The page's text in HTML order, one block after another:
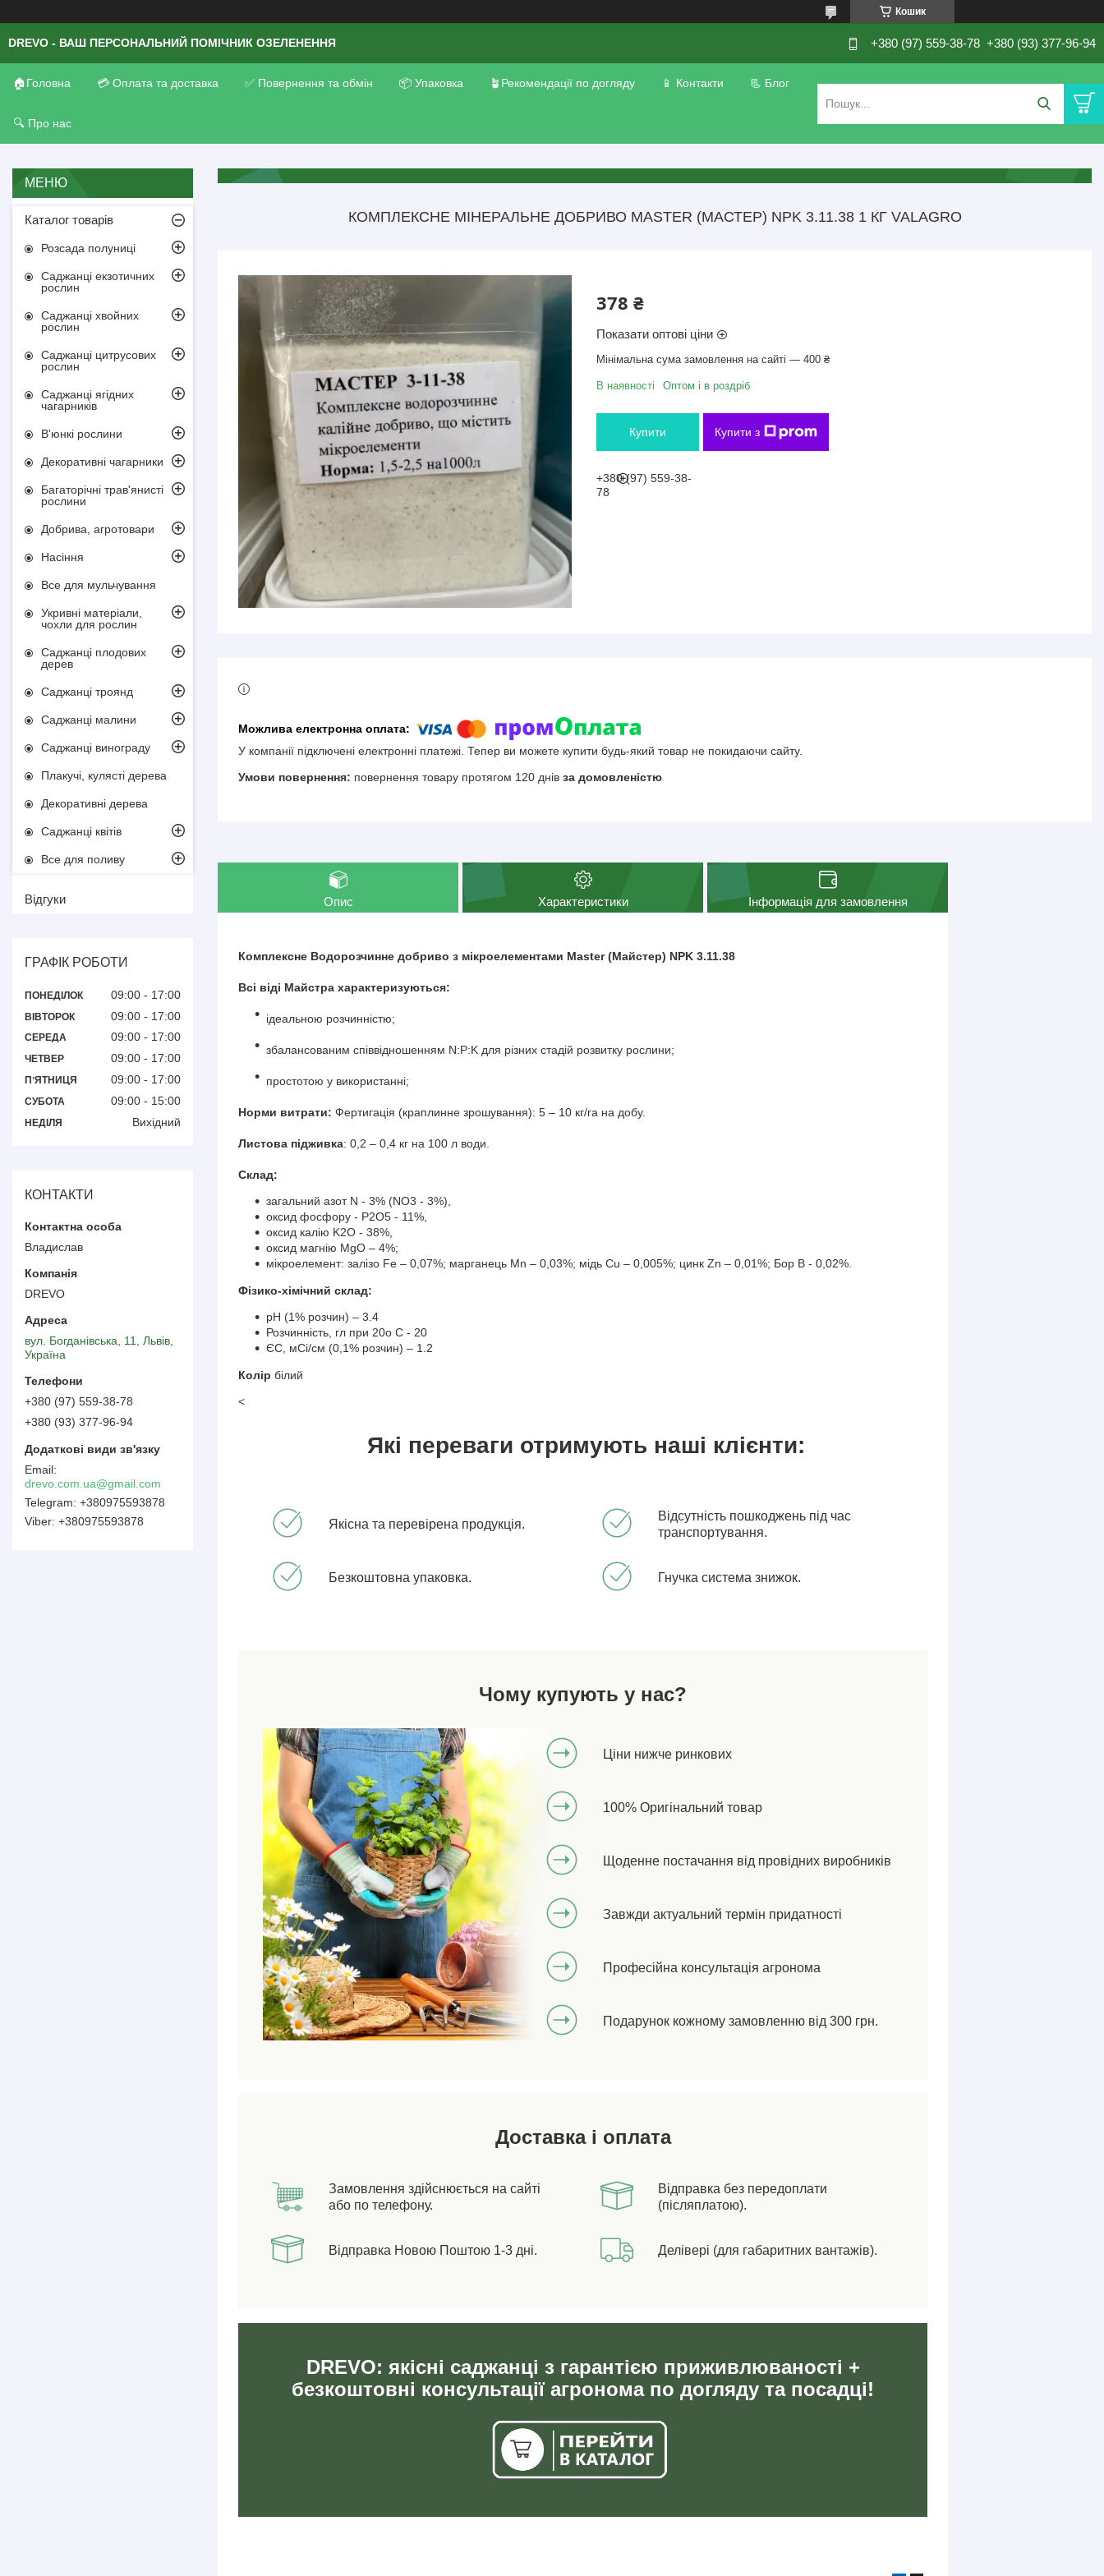
Кошик
DREVO - ВАШ ПЕРСОНАЛЬНИЙ ПОМІЧНИК ОЗЕЛЕНЕННЯ +380 (97) 559-38-78 +380 (93) 377-96-94
🏠Головна 💳 Оплата та доставка ✅ Повернення та обмін 📦 Упаковка 🪴Рекомендації по догляду 📱 Контакти 📃 Блог
🔍 Про нас
КОМПЛЕКСНЕ МІНЕРАЛЬНЕ ДОБРИВО MASTER (МАСТЕР) NPK 3.11.38 1 КГ VALAGRO
378 ₴
Показати оптові ціни
Мінімальна сума замовлення на сайті — 400 ₴
В наявності Оптом і в роздріб
Купити Купити з
+380 (97) 559-38-
78
У компанії підключені електронні платежі. Тепер ви можете купити будь-який товар не покидаючи сайту.
повернення товару протягом 120 днів за домовленістю
Опис Характеристики Інформація для замовлення
Комплексне Водорозчинне добриво з мікроелементами Master (Майстер) NPK 3.11.38
Всі віді Майстра характеризуються:
ідеальною розчинністю;
збалансованим співвідношенням N:P:K для різних стадій розвитку рослини;
простотою у використанні;
Норми витрати: Фертигація (краплинне зрошування): 5 – 10 кг/га на добу.
Листова підживка: 0,2 – 0,4 кг на 100 л води.
Cклад:
загальний азот N - 3% (NO3 - 3%),
оксид фосфору - P2O5 - 11%,
оксид калію K2O - 38%,
оксид магнію MgO – 4%;
мікроелемент: залізо Fe – 0,07%; марганець Mn – 0,03%; мідь Cu – 0,005%; цинк Zn – 0,01%; Бор B - 0,02%.
Фізико-хімічний склад:
pH (1% розчин) – 3.4
Розчинність, гл при 20o С - 20
ЄС, мСі/см (0,1% розчин) – 1.2
Колір білий
<
Які переваги отримують наші клієнти:
Якісна та перевірена продукція.
Безкоштовна упаковка.
Відсутність пошкоджень під час
транспортування.
Гнучка система знижок.
Чому купують у нас?
Ціни нижче ринкових
100% Оригінальний товар
Щоденне постачання від провідних виробників
Завжди актуальний термін придатності
Професійна консультація агронома
Подарунок кожному замовленню від 300 грн.
Доставка і оплата
Замовлення здійснюється на сайті
або по телефону.
Відправка Новою Поштою 1-3 дні.
Відправка без передоплати
(післяплатою).
Делівері (для габаритних вантажів).
DREVO: якісні саджанці з гарантією приживлюваності +
безкоштовні консультації агронома по догляду та посадці!
Каталог товарів
Розсада полуниці
Саджанці екзотичних
рослин
Саджанці хвойних
рослин
Саджанці цитрусових
рослин
Саджанці ягідних
чагарників
В'юнкі рослини
Декоративні чагарники
Багаторічні трав'янисті
рослини
Добрива, агротовари
Насіння
Все для мульчування
Укривні матеріали,
чохли для рослин
Саджанці плодових
дерев
Саджанці троянд
Саджанці малини
Саджанці винограду
Плакучі, кулясті дерева
Декоративні дерева
Саджанці квітів
Все для поливу
Відгуки
ГРАФІК РОБОТИ
ПОНЕДІЛОК 09:00 17:00
ВІВТОРОК 09:00 17:00
СЕРЕДА 09:00 17:00
ЧЕТВЕР 09:00 17:00
ПʼЯТНИЦЯ 09:00 17:00
СУБОТА 09:00 15:00
НЕДІЛЯ Вихідний
КОНТАКТИ
Владислав
DREVO
вул. Богданівська, 11, Львів,
Україна
+380 (97) 559-38-78
+380 (93) 377-96-94
drevo.com.ua@gmail.com
+380975593878
+380975593878